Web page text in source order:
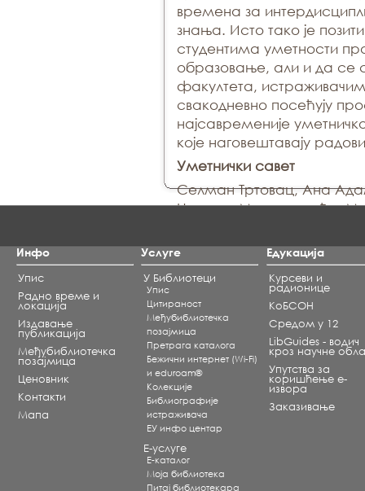
времена за
знања. Исто тако је
студентима уметности
образовање, али и да се
факултета,
свакодневно посећују
најсавременије
које наговештавају
Уметнички савет
Селман Тртовац, Ана
Наташа Матутиновић и
Инфо
Упис
Радно време и
локација
Издавање
публикација
Међубиблиотечка
позајмица
Ценовник
Контакти
Мапа
Услуге
У Библиотеци
Упис
Цитираност
Међубиблиотечка
позајмица
Претрага каталога
Бежични интернет (Wi-Fi)
и eduroam®
Koлекције
Библиографије
истраживача
ЕУ инфо центар
Е-услуге
Е-каталог
Моја библиотека
Питај библиотекара
Едукација
Курсеви и
радионице
КоБСОН
Средом у 12
LibGuides - водич
кроз научне
Упутства за
коришћење е-
извора
Заказивање